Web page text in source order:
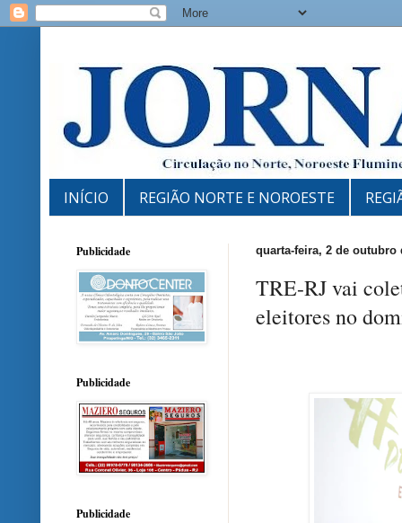
INÍCIO REGIÃO NORTE E NOROESTE
quarta-feira, 2 de outubro
TRE-RJ vai
eleitores no
Publicidade
Publicidade
Publicidade